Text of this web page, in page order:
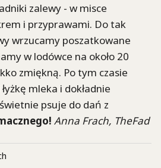
zalewy - w misce
i przyprawami. Do tak
wrzucamy poszatkowane
w lodówce na około 20
zmiękną. Po tym czasie
mleka i dokładnie
psuje do dań z
Anna Frach, TheFad